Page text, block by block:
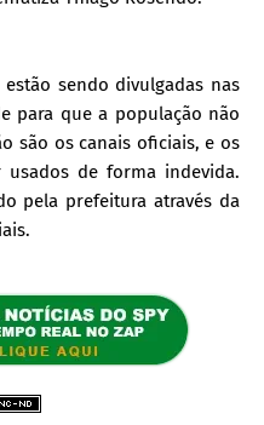
sendo divulgadas nas
para que a população não
são os canais oficiais, e os
de forma indevida.
pela prefeitura através da